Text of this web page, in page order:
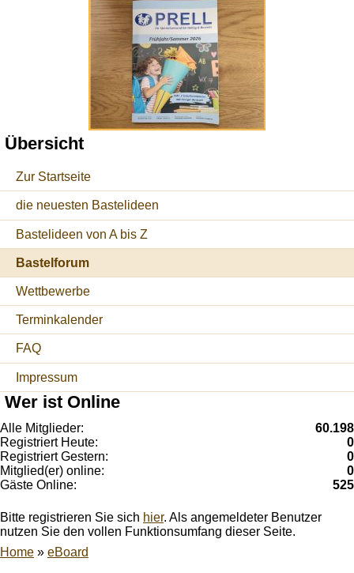
Übersicht
Zur Startseite
die neuesten Bastelideen
Bastelideen von A bis Z
Bastelforum
Wettbewerbe
Terminkalender
FAQ
Impressum
Wer ist Online
Alle Mitglieder:
60.198
Registriert Heute:
0
Registriert Gestern:
0
Mitglied(er) online:
0
Gäste Online:
525
Bitte registrieren Sie sich hier. Als angemeldeter Benutzer
nutzen Sie den vollen Funktionsumfang dieser Seite.
Home » eBoard